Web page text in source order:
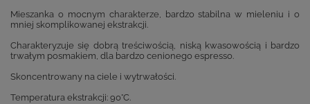
Mieszanka o mocnym charakterze, bardzo stabilna w mieleniu i o
mniej skomplikowanej ekstrakcji.
Charakteryzuje się dobrą treściwością, niską kwasowością i bardzo
trwałym posmakiem, dla bardzo cenionego espresso.
Skoncentrowany na ciele i wytrwałości.
Temperatura ekstrakcji: 90°C.